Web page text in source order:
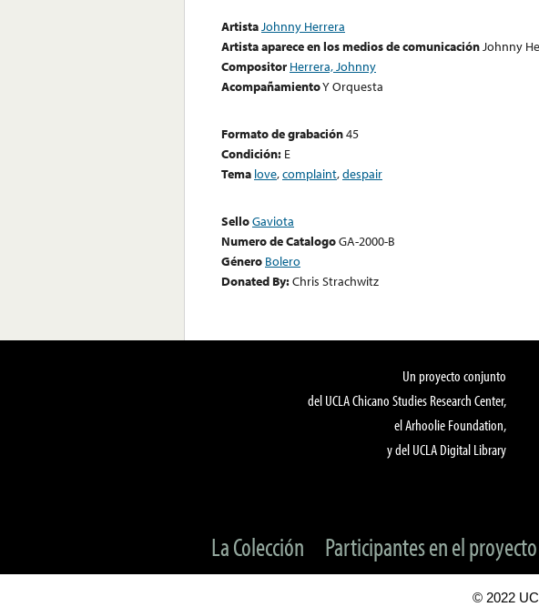
ArtistaJohnny Herrera
Artista aparece en los medios de comunicaciónJohnny
Compositor Herrera, Johnny
AcompañamientoY Orquesta
Formato de grabación45
Condición: E
Tema love,complaint,despair
SelloGaviota
Numero de CatalogoGA-2000-B
Género Bolero
Donated By:Chris Strachwitz
Un proyecto conjunto
del UCLA Chicano Studies Research Center,
el Arhoolie Foundation,
y del UCLA Digital Library
La Colección Participantes en el proyecto
© 2022